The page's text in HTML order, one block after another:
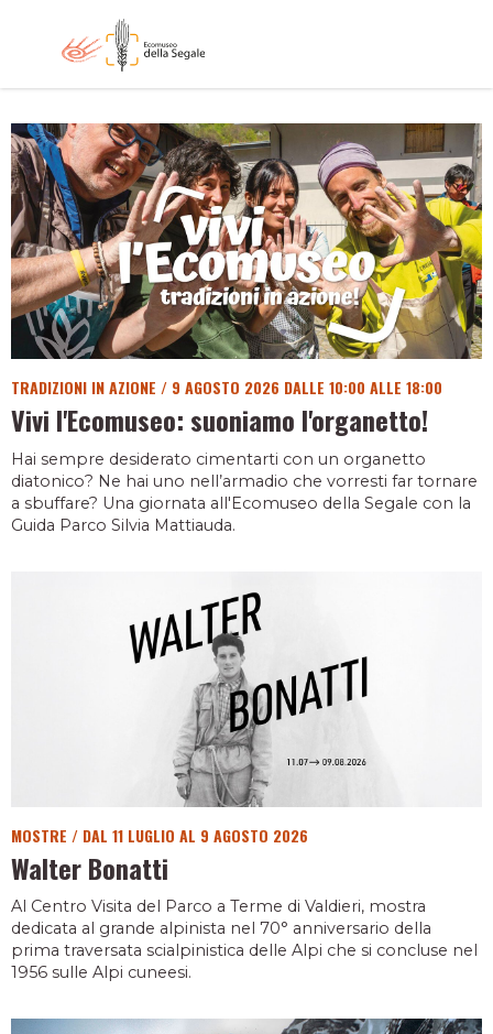
TRADIZIONI IN AZIONE / 9 AGOSTO 2026 DALLE 10:00 ALLE 18:00
Vivi l'Ecomuseo: suoniamo l'organetto!
Hai sempre desiderato cimentarti con un organetto
diatonico? Ne hai uno nell’armadio che vorresti far tornare
a sbuffare? Una giornata all'Ecomuseo della Segale con la
Guida Parco Silvia Mattiauda.
MOSTRE / DAL 11 LUGLIO AL 9 AGOSTO 2026
Walter Bonatti
Al Centro Visita del Parco a Terme di Valdieri, mostra
dedicata al grande alpinista nel 70° anniversario della
prima traversata scialpinistica delle Alpi che si concluse nel
1956 sulle Alpi cuneesi.